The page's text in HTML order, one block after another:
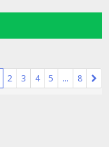
2 3 4 5 … 8